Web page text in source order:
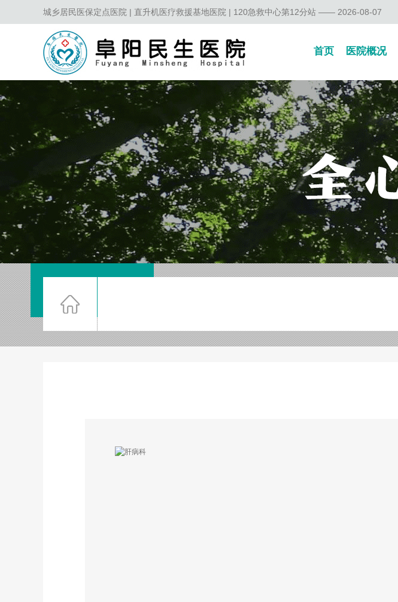
城乡居民医保定点医院 | 直升机医疗救援基地医院 | 120急救中心第12分站 —— 2026-08-07
首页 医院概况